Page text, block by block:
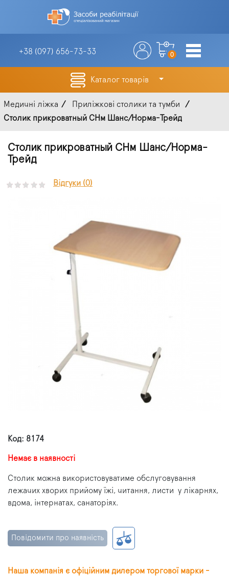
+38 (097) 656-73-33 0
Каталог товарів
Медичні ліжка
Приліжкові столики та тумби
Столик прикроватный СНм Шанс/Норма-Трейд
Столик прикроватный СНм Шанс/Норма-
Трейд
Відгуки (0)
Код: 8174
Немає в наявності
Столик можна використовуватиме обслуговування
лежачих хворих прийому їжі, читання, листи у лікарнях,
вдома, інтернатах, санаторіях.
Повідомити про наявність
Наша компанія є офіційним дилером торгової марки -